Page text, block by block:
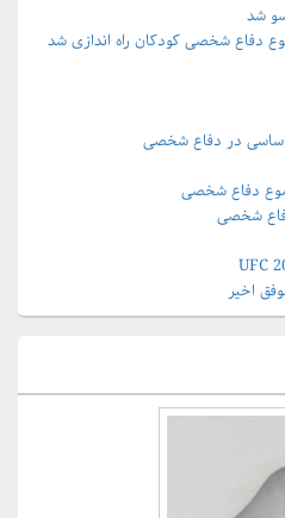
در دفاع شخصی
دفاع شخصی
شخصی
اخیر